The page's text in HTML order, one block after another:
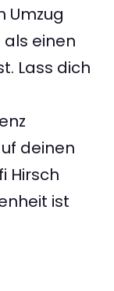
Umzug
einen
Lass dich
deinen
Hirsch
ist